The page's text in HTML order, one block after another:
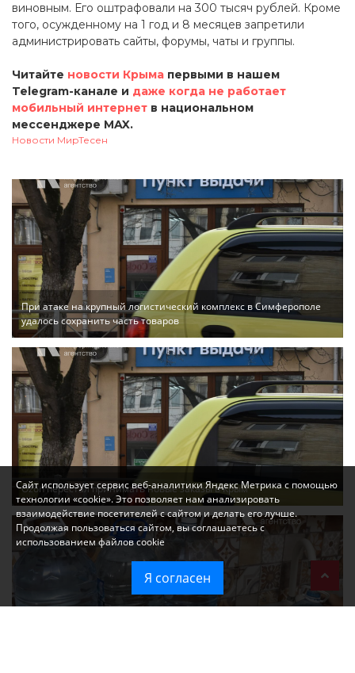
виновным. Его оштрафовали на 300 тысяч рублей. Кроме
того, осужденному на 1 год и 8 месяцев запретили
администрировать сайты, форумы, чаты и группы.
Читайте новости Крыма первыми в нашем
Telegram-канале и даже когда не работает
мобильный интернет в национальном
мессенджере MAX.
Новости МирТесен
При атаке на крупный логистический комплекс в Симферополе
удалось сохранить часть товаров
Ozon перестал принимать новые заказы в Крым
Сайт использует сервис веб-аналитики Яндекс Метрика с помощью
технологии «cookie». Это позволяет нам анализировать
взаимодействие посетителей с сайтом и делать его лучше.
Продолжая пользоваться сайтом, вы соглашаетесь с
использованием файлов cookie
Я согласен